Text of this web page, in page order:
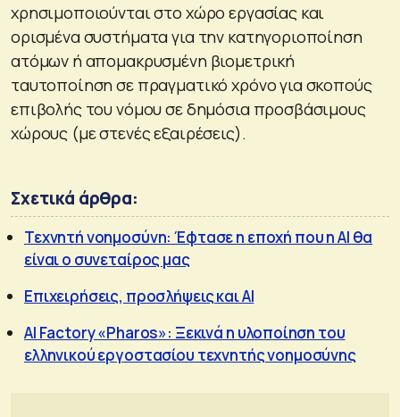
χρησιμοποιούνται στο χώρο εργασίας και
ορισμένα συστήματα για την κατηγοριοποίηση
ατόμων ή απομακρυσμένη βιομετρική
ταυτοποίηση σε πραγματικό χρόνο για σκοπούς
επιβολής του νόμου σε δημόσια προσβάσιμους
χώρους (με στενές εξαιρέσεις).
Σχετικά άρθρα:
Τεχνητή νοημοσύνη: Έφτασε η εποχή που η AI θα
είναι ο συνεταίρος μας
Επιχειρήσεις, προσλήψεις και AI
AI Factory «Pharos»: Ξεκινά η υλοποίηση του
ελληνικού εργοστασίου τεχνητής νοημοσύνης